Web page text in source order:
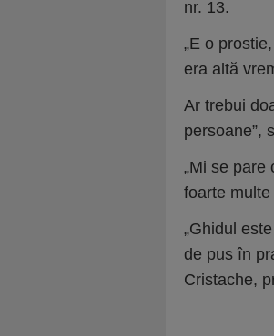
nr. 13.
„E o
era altă
Ar trebui
persoane”,
„Mi se pare
foarte multe
„Ghidul
de pus în
Cristache,